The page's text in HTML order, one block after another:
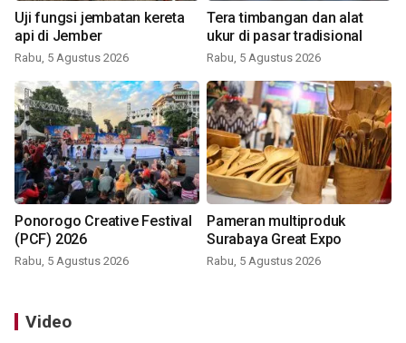
Uji fungsi jembatan kereta
api di Jember
Rabu, 5 Agustus 2026
Tera timbangan dan alat
ukur di pasar tradisional
Rabu, 5 Agustus 2026
Ponorogo Creative Festival
(PCF) 2026
Rabu, 5 Agustus 2026
Pameran multiproduk
Surabaya Great Expo
Rabu, 5 Agustus 2026
Video